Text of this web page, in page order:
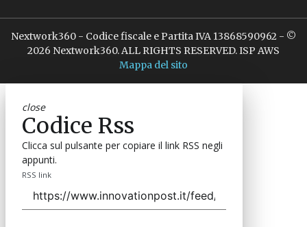
Nextwork360 - Codice fiscale e Partita IVA 13868590962 - ©
2026 Nextwork360. ALL RIGHTS RESERVED. ISP AWS
Mappa del sito
close
Codice Rss
Clicca sul pulsante per copiare il link RSS negli
appunti.
RSS link